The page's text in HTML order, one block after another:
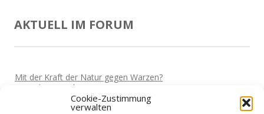
Cookie-Zustimmung
verwalten
AKTUELL IM FORUM
Mit der Kraft der Natur gegen Warzen?
Miki Vor 5 Jahren
Darf man wieder reisen?